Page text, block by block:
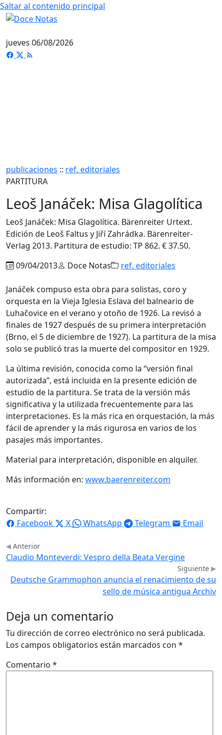
Saltar al contenido principal
jueves 06/08/2026
publicaciones :: ref. editoriales
PARTITURA
Leoš Janáček: Misa Glagolítica
Leoš Janáček: Misa Glagolítica. Bärenreiter Urtext.
Edición de Leoš Faltus y Jiří Zahrádka. Bärenreiter-
Verlag 2013. Partitura de estudio: TP 862. € 37.50.
09/04/2013
Doce Notas ref. editoriales
Janáček compuso esta obra para solistas, coro y
orquesta en la Vieja Iglesia Eslava del balneario de
Luhačovice en el verano y otoño de 1926. La revisó a
finales de 1927 después de su primera interpretación
(Brno, el 5 de diciembre de 1927). La partitura de la misa
solo se publicó tras la muerte del compositor en 1929.
La última revisión, conocida como la “versión final
autorizada”, está incluida en la presente edición de
estudio de la partitura. Se trata de la versión más
significativa y la utilizada frecuentemente para las
interpretaciones. Es la más rica en orquestación, la más
fácil de aprender y la más rigurosa en varios de los
pasajes más importantes.
Material para interpretación, disponible en alquiler.
Más información en: www.baerenreiter.com
Compartir:
Facebook
X WhatsApp Telegram Email
Anterior
Claudio Monteverdi: Vespro della Beata Vergine
Siguiente
Deutsche Grammophon anuncia el renacimiento de su
sello de música antigua Archiv
Deja un comentario
Tu dirección de correo electrónico no será publicada.
Los campos obligatorios están marcados con *
Comentario *